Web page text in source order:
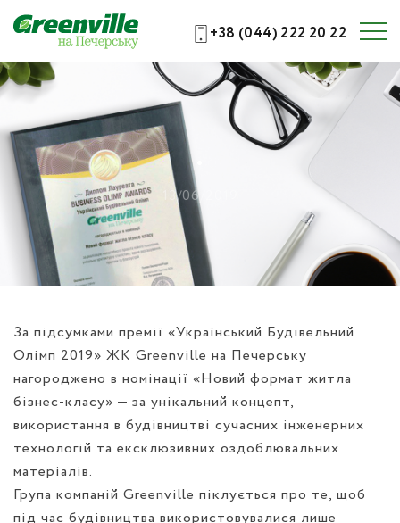
+38 (044) 222 20 22
13/06/2019
За підсумками премії «Український Будівельний
Олімп 2019» ЖК Greenville на Печерську
нагороджено в номінації «Новий формат житла
бізнес-класу» — за унікальний концепт,
використання в будівництві сучасних інженерних
технологій та ексклюзивних оздоблювальних
матеріалів.
Група компаній Greenville піклується про те, щоб
під час будівництва використовувалися лише